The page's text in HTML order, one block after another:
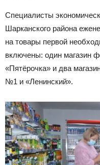
Специалисты
Шарканского района
на товары первой
включены: один магазин
«Пятёрочка» и два
№1 и «Ленинский».